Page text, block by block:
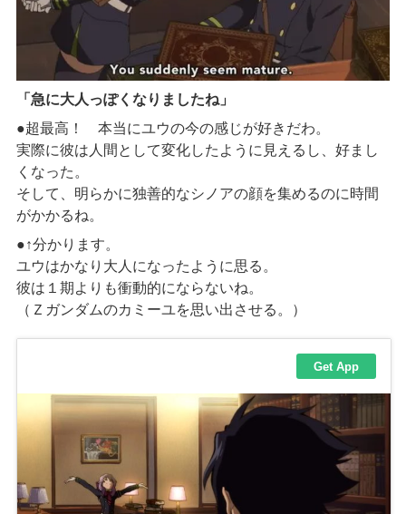
「急に大人っぽくなりましたね」
●超最高！ 本当にユウの今の感じが好きだわ。
実際に彼は人間として変化したように見えるし、好まし
くなった。
そして、明らかに独善的なシノアの顔を集めるのに時間
がかかるね。
●↑分かります。
ユウはかなり大人になったように思る。
彼は１期よりも衝動的にならないね。
（Ｚガンダムのカミーユを思い出させる。）